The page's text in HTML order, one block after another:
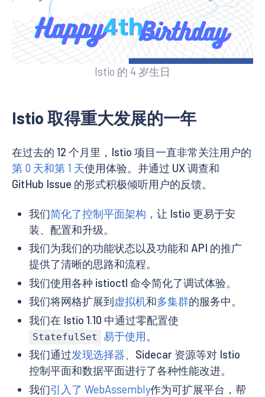
Istio 的 4 岁生日
Istio 取得重大发展的一年
在过去的 12 个月里，Istio 项目一直非常关注用户的
第 0 天和第 1 天使用体验。并通过 UX 调查和
GitHub Issue 的形式积极倾听用户的反馈。
我们简化了控制平面架构 ，让 Istio 更易于安
装、配置和升级。
我们为我们的功能状态以及功能和 API 的推广
提供了清晰的思路和流程。
我们使用各种 istioctl 命令简化了调试体验。
我们将网格扩展到虚拟机和多集群的服务中。
我们在 Istio 1.10 中通过零配置使
StatefulSet 易于使用。
我们通过发现选择器、Sidecar 资源等对 Istio
控制平面和数据平面进行了各种性能改进。
我们引入了 WebAssembly作为可扩展平台，帮